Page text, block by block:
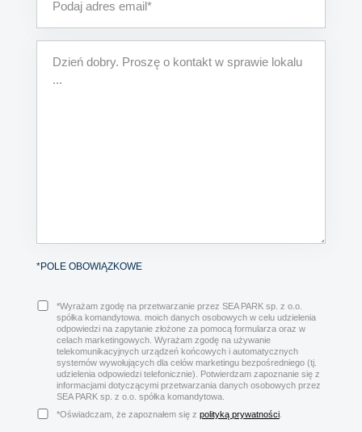
*POLE OBOWIĄZKOWE
*Wyrażam zgodę na przetwarzanie przez SEA PARK sp. z o.o.
spółka komandytowa. moich danych osobowych w celu udzielenia
odpowiedzi na zapytanie złożone za pomocą formularza oraz w
celach marketingowych. Wyrażam zgodę na używanie
telekomunikacyjnych urządzeń końcowych i automatycznych
systemów wywołujących dla celów marketingu bezpośredniego (tj.
udzielenia odpowiedzi telefonicznie). Potwierdzam zapoznanie się z
informacjami dotyczącymi przetwarzania danych osobowych przez
SEA PARK sp. z o.o. spółka komandytowa.
*Oświadczam, że zapoznałem się z polityką prywatności